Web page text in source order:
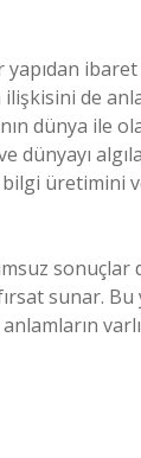
de
dünya ile
üretimini
sunar.